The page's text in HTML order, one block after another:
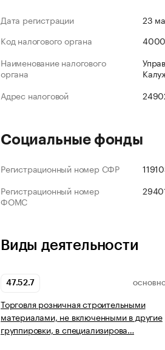
Дата регистрации
23
Код налогового органа
4000
Наименование налогового
органа
Адрес налоговой
Социальные фонды
Регистрационный номер СФР
Регистрационный номер
ФОМС
Виды деятельности
47.52.7
Торговля розничная строительными
материалами, не включенными в другие
группировки, в специализирова…